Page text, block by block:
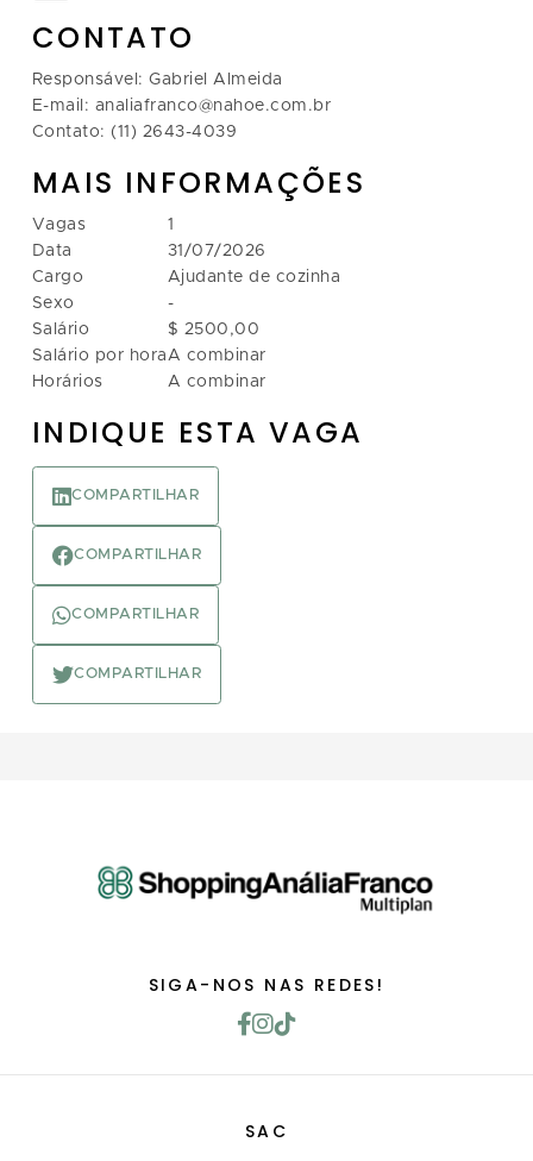
CONTATO
Responsável: Gabriel Almeida
E-mail: analiafranco@nahoe.com.br
Contato: (11) 2643-4039
MAIS INFORMAÇÕES
Vagas
Data
Cargo
Sexo
Salário
Salário por hora
Horários
1
31/07/2026
Ajudante de cozinha
-
$ 2500,00
A combinar
A combinar
INDIQUE ESTA VAGA
COMPARTILHAR
COMPARTILHAR
COMPARTILHAR
COMPARTILHAR
SIGA-NOS NAS REDES!
SAC